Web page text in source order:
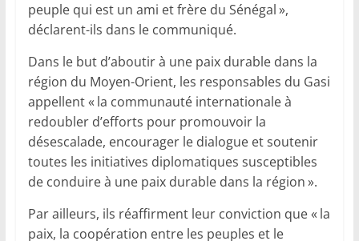
peuple qui est un ami et frère du Sénégal »,
déclarent-ils dans le communiqué.
Dans le but d’aboutir à une paix durable dans la
région du Moyen-Orient, les responsables du Gasi
appellent « la communauté internationale à
redoubler d’efforts pour promouvoir la
désescalade, encourager le dialogue et soutenir
toutes les initiatives diplomatiques susceptibles
de conduire à une paix durable dans la région ».
Par ailleurs, ils réaffirment leur conviction que « la
paix, la coopération entre les peuples et le